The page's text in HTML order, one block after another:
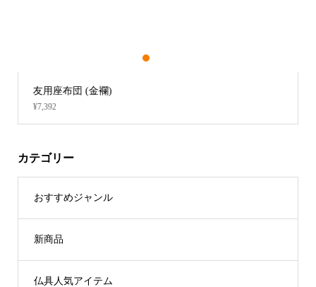
座布団 (金襴)
1
カテゴリー
おすすめジャンル
新商品
仏具人気アイテム